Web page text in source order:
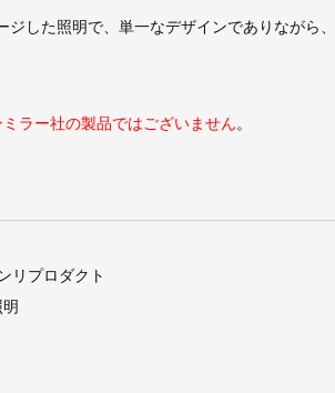
ジした照明で、単一なデザインでありながら
ラー社の製品ではございません。
リプロダクト